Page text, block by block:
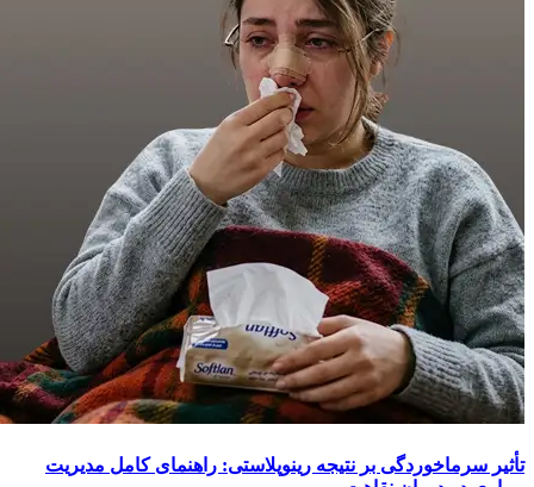
تأثیر سرماخوردگی بر نتیجه رینوپلاستی: راهنمای کامل مدیریت